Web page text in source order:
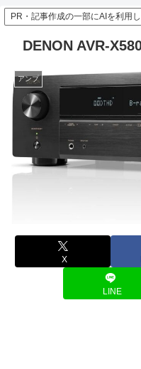
PR・記事作成の一部にAIを利用
DENON AVR-
アンプ
X
LINE